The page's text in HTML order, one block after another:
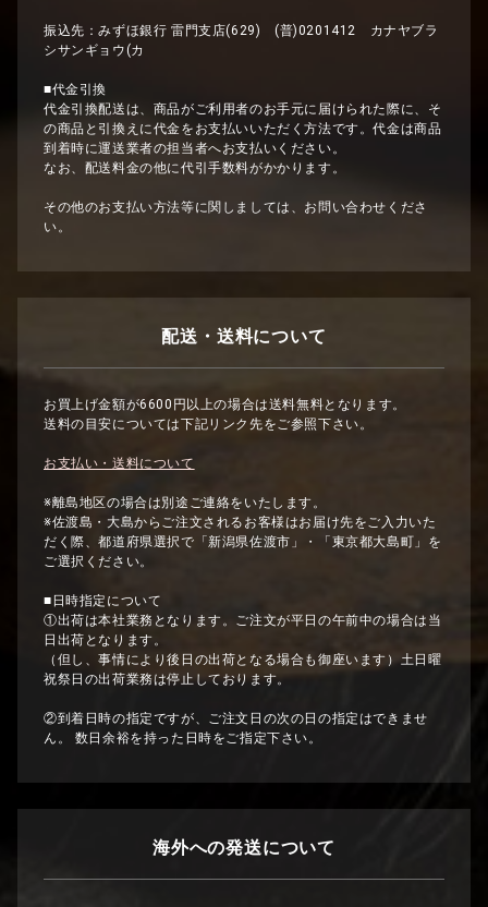
振込先：みずほ銀行 雷門支店(629) (普)0201412 カナヤブラ
シサンギョウ(カ
■代金引換
代金引換配送は、商品がご利用者のお手元に届けられた際に、そ
の商品と引換えに代金をお支払いいただく方法です。代金は商品
到着時に運送業者の担当者へお支払いください。
なお、配送料金の他に代引手数料がかかります。
その他のお支払い方法等に関しましては、お問い合わせくださ
い。
配送・送料について
お買上げ金額が6600円以上の場合は送料無料となります。
送料の目安については下記リンク先をご参照下さい。
お支払い・送料について
※離島地区の場合は別途ご連絡をいたします。
※佐渡島・大島からご注文されるお客様はお届け先をご入力いた
だく際、都道府県選択で「新潟県佐渡市」・「東京都大島町」を
ご選択ください。
■日時指定について
①出荷は本社業務となります。ご注文が平日の午前中の場合は当
日出荷となります。
（但し、事情により後日の出荷となる場合も御座います）土日曜
祝祭日の出荷業務は停止しております。
②到着日時の指定ですが、ご注文日の次の日の指定はできませ
ん。 数日余裕を持った日時をご指定下さい。
海外への発送について